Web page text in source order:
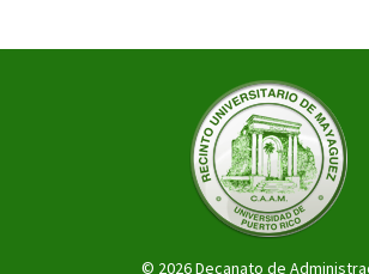
© 2026 Decanato de